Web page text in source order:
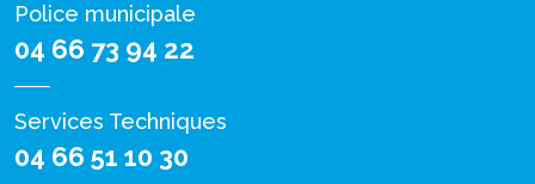
Police municipale
04 66 73 94 22
Services Techniques
04 66 51 10 30